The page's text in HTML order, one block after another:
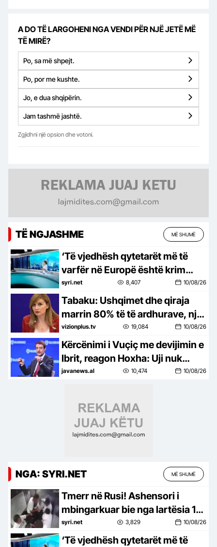
A DO TË LARGOHENI NGA VENDI PËR NJË JETË MË
TË MIRË?
Po, sa më shpejt.
Po, por me kushte.
Jo, e dua shqipërin.
Jam tashmë jashtë.
Zgjidhni një opsion dhe votoni.
TË NGJASHME MË SHUMË
‘Të vjedhësh qytetarët më të
varfër në Europë është krim
shtetëror’, Xhixho: Paratë
shkuan për korrupsion,
emergjencat u lanë në mjerim
syri.net 8,407 10/08/26
Tabaku: Ushqimet dhe qiraja
marrin 80% të të ardhurave, një
apartament kushton 20 vite të
ardhura
vizionplus.tv 19,084 10/08/26
Kërcënimi i Vuçiç me devijimin e
Ibrit, reagon Hoxha: Uji nuk
mund të përdoret si mjet
javanews.al 10,474 10/08/26
NGA: SYRI.NET MË SHUMË
Tmerr në Rusi! Ashensori i
mbingarkuar bie nga lartësia 15
metra, katër të plagosur
syri.net 3,829 10/08/26
‘Të vjedhësh qytetarët më të